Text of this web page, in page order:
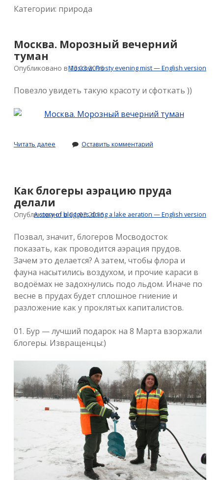
Категории: природа
Москва. Морозный вечерний
туман
Опубликовано в 13.03.2016Moscow. Frosty evening mist — English version
Повезло увидеть такую красоту и сфоткать ))
Читать далее Москва. Оставить комментарий
Как блогеры аэрацию пруда
делали
Опубликовано в 01.03.2016
A story of bloggers doing a lake aeration — English version
Позвал, значит, блогеров Мосводосток
показать, как проводится аэрация прудов.
Зачем это делается? А затем, чтобы флора и
фауна насытились воздухом, и прочие караси в
водоёмах не задохнулись подо льдом. Иначе по
весне в прудах будет сплошное гниение и
разложение как у проклятых капиталистов.
01. Бур — лучший подарок на 8 Марта взоржали
блогеры. Извращенцы:)